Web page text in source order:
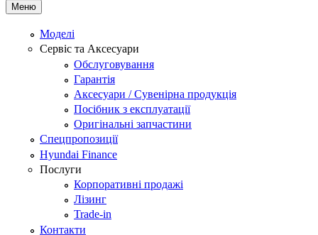
Меню
Моделі
Сервіс та Аксесуари
Обслуговування
Гарантія
Аксесуари / Сувенірна продукція
Посібник з експлуатації
Оригінальні запчастини
Спецпропозиції
Hyundai Finance
Послуги
Корпоративні продажі
Лізинг
Trade-in
Контакти